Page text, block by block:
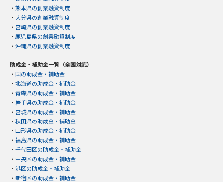
・ 熊本県の創業融資制度
・ 大分県の創業融資制度
・ 宮崎県の創業融資制度
・ 鹿児島県の創業融資制度
・ 沖縄県の創業融資制度
助成金・補助金一覧（全国対応）
・ 国の助成金・補助金
・ 北海道の助成金・補助金
・ 青森県の助成金・補助金
・ 岩手県の助成金・補助金
・ 宮城県の助成金・補助金
・ 秋田県の助成金・補助金
・ 山形県の助成金・補助金
・ 福島県の助成金・補助金
・ 千代田区の助成金・補助金
・ 中央区の助成金・補助金
・ 港区の助成金・補助金
・ 新宿区の助成金・補助金